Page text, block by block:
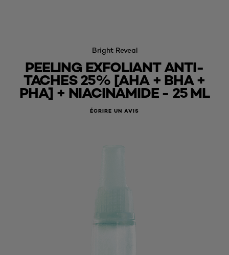
Bright Reveal
PEELING EXFOLIANT ANTI-
TACHES 25% [AHA + BHA +
PHA] + NIACINAMIDE - 25 ML
ÉCRIRE UN AVIS